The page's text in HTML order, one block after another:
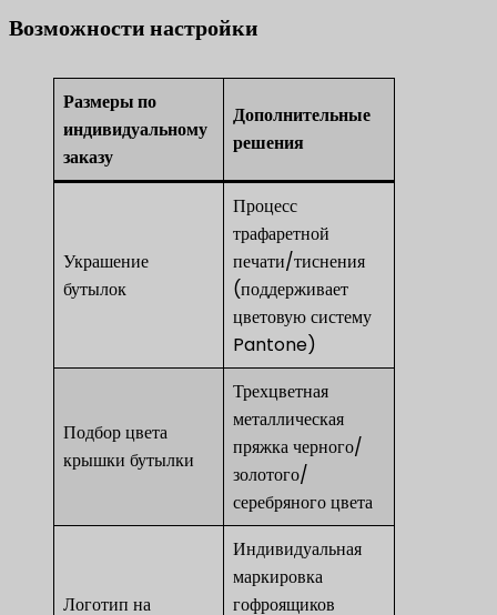
Возможности настройки
Размеры по
индивидуальному
заказу
Дополнительные
решения
Украшение
бутылок
Процесс
трафаретной
печати/тиснения
(поддерживает
цветовую систему
Pantone)
Подбор цвета
крышки бутылки
Трехцветная
металлическая
пряжка черного/
золотого/
серебряного цвета
Логотип на
Индивидуальная
маркировка
гофроящиков